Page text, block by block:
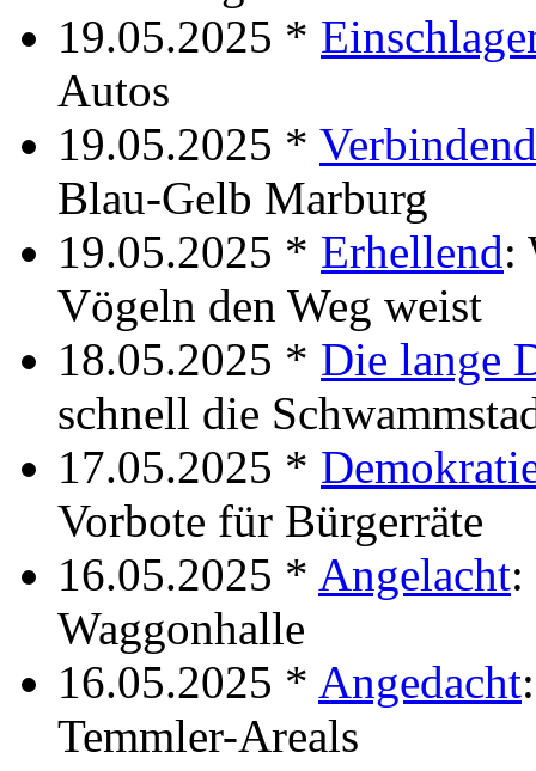
19.05.2025 *
Autos
19.05.2025 * Verbindend
Blau-Gelb Marburg
19.05.2025 * Erhellend:
Vögeln den Weg weist
18.05.2025 * Die lange
schnell die
17.05.2025 *
Vorbote für Bürgerräte
16.05.2025 * Angelacht
Waggonhalle
16.05.2025 * Angedacht
Temmler-Areals